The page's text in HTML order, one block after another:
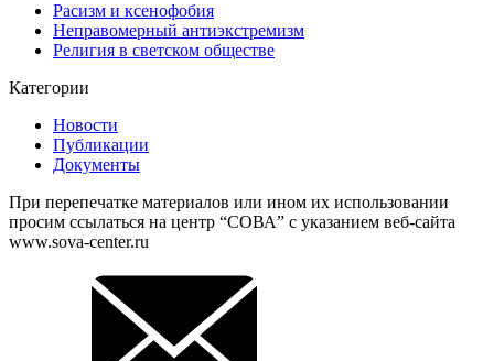
Расизм и ксенофобия
Неправомерный антиэкстремизм
Религия в светском обществе
Категории
Новости
Публикации
Документы
При перепечатке материалов или ином их использовании
просим ссылаться на центр “СОВА” с указанием веб-сайта
www.sova-center.ru